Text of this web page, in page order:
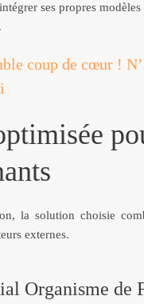
ses propres modèles
coup de cœur !
la solution choisie
externes.
Organisme de